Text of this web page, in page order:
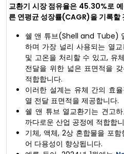
교환기 시장 점유율은 45.30%로
른 연평균 성장률(CAGR)을 기록할
쉘 앤 튜브(Shell and Tube)
하며 가장 널리 사용되는 열
및 고온을 처리할 수 있고, 유
전달을 위한 넓은 표면적을
적합합니다.
이러한 설계는 유체 간의 효
열 전달 표면적을 제공합니다.
쉘 앤 튜브 열교환기는 견고
까다로운 산업 공정에 적합합
기체, 액체, 2상 혼합물을 포
어 다용성이 향상됩니다.